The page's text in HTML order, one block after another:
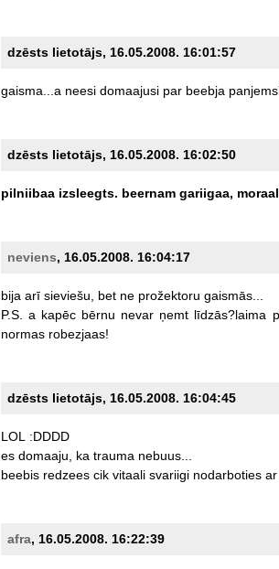
dzēsts lietotājs, 16.05.2008. 16:01:57
gaisma...a neesi domaajusi par beebja
dzēsts lietotājs, 16.05.2008. 16:02:50
pilniibaa izsleegts. beernam gariigaa,
neviens, 16.05.2008. 16:04:17
bija arī sieviešu, bet ne prožektoru gaismās...
P.S.
a kapēc bērnu nevar ņemt līdzās?laima
normas robezjaas!
dzēsts lietotājs, 16.05.2008. 16:04:45
LOL
:DDDD
es domaaju, ka trauma nebuus...
beebis redzees cik vitaali svariigi nodarboties ar
afra, 16.05.2008. 16:22:39